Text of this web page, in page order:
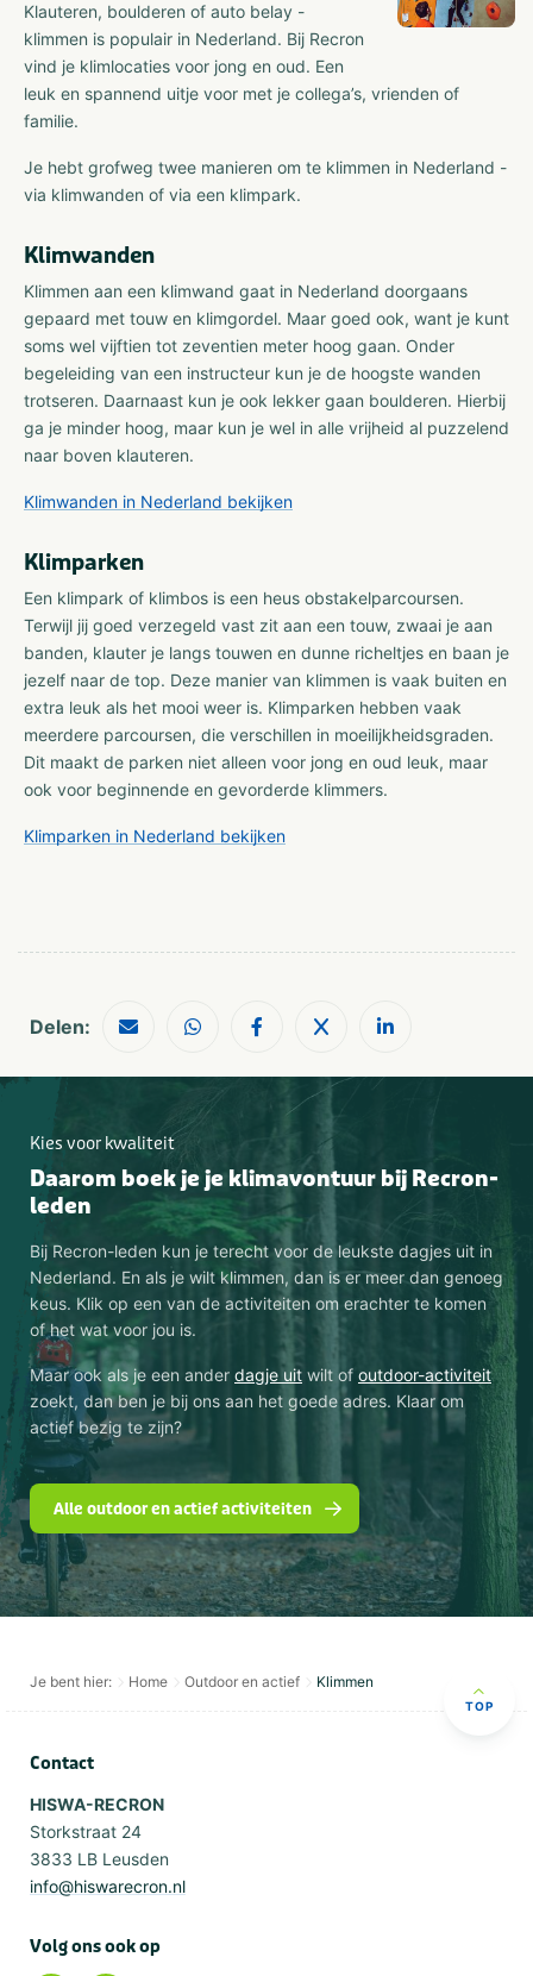
Klauteren, boulderen of auto belay -
klimmen is populair in Nederland. Bij Recron
vind je klimlocaties voor jong en oud. Een
leuk en spannend uitje voor met je collega’s, vrienden of
familie.
Je hebt grofweg twee manieren om te klimmen in Nederland -
via klimwanden of via een klimpark.
Klimwanden
Klimmen aan een klimwand gaat in Nederland doorgaans
gepaard met touw en klimgordel. Maar goed ook, want je kunt
soms wel vijftien tot zeventien meter hoog gaan. Onder
begeleiding van een instructeur kun je de hoogste wanden
trotseren. Daarnaast kun je ook lekker gaan boulderen. Hierbij
ga je minder hoog, maar kun je wel in alle vrijheid al puzzelend
naar boven klauteren.
Klimwanden in Nederland bekijken
Klimparken
Een klimpark of klimbos is een heus obstakelparcoursen.
Terwijl jij goed verzegeld vast zit aan een touw, zwaai je aan
banden, klauter je langs touwen en dunne richeltjes en baan je
jezelf naar de top. Deze manier van klimmen is vaak buiten en
extra leuk als het mooi weer is. Klimparken hebben vaak
meerdere parcoursen, die verschillen in moeilijkheidsgraden.
Dit maakt de parken niet alleen voor jong en oud leuk, maar
ook voor beginnende en gevorderde klimmers.
Klimparken in Nederland bekijken
Delen:
Kies voor kwaliteit
Daarom boek je je klimavontuur bij Recron-
leden
Bij Recron-leden kun je terecht voor de leukste dagjes uit in
Nederland. En als je wilt klimmen, dan is er meer dan genoeg
keus. Klik op een van de activiteiten om erachter te komen
of het wat voor jou is.
Maar ook als je een ander dagje uit wilt of outdoor-activiteit
zoekt, dan ben je bij ons aan het goede adres. Klaar om
actief bezig te zijn?
Alle outdoor en actief activiteiten
Je bent hier: Home Outdoor en actief Klimmen
TOP
Contact
HISWA-RECRON
Storkstraat 24
3833 LB Leusden
info@hiswarecron.nl
Volg ons ook op